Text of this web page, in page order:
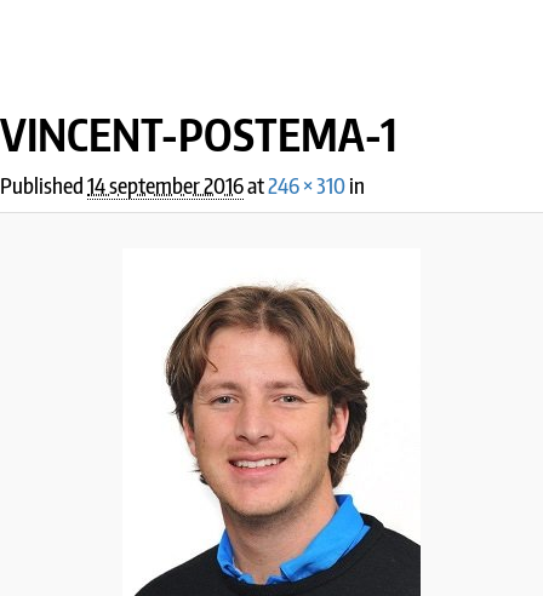
VINCENT-POSTEMA-1
Published14 september 2016at246 × 310in